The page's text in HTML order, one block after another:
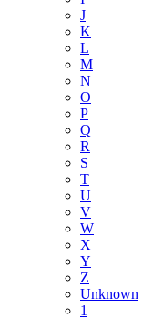
J
K
L
M
N
O
P
Q
R
S
T
U
V
W
X
Y
Z
Unknown
1